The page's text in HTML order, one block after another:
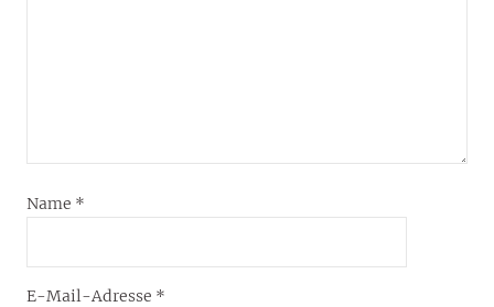
Name *
E-Mail-Adresse *